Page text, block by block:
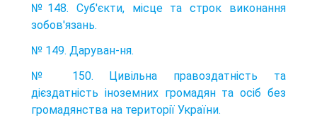
№148. Суб'єкти, місце та строк виконання
зобов'язань.
№ 149. Даруван-ня.
№ 150. Цивільна правоздатність та
дієздатність іноземних громадян та осіб без
громадянства на території України.